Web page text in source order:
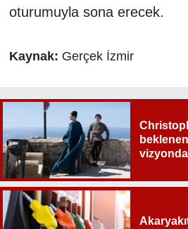
oturumuyla sona erecek.
Kaynak: Gerçek İzmir